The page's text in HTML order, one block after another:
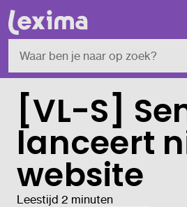
[VL-S]
lanceert
website
Leestijd 2 minuten